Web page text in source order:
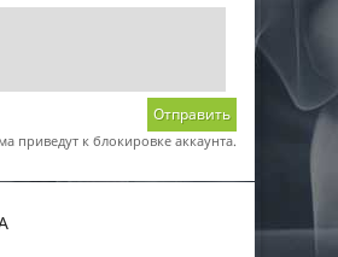
Отправить
приведут к блокировке аккаунта.